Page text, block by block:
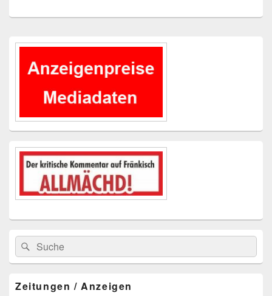
Primärer
Widgetbereich
Suchen
nach:
Suchen
Zeitungen / Anzeigen